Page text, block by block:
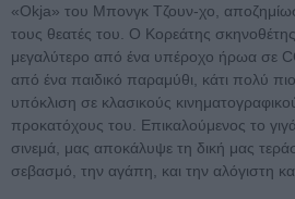
«Okja» του Μπονγκ Τζουν-χο,
τους θεατές του. Ο Κορεάτης
μεγαλύτερο από ένα υπέροχο ήρωα σε
από ένα παιδικό παραμύθι, κάτι πολύ
υπόκλιση σε κλασικούς
προκατόχους του. Επικαλούμενος το
σινεμά, μας αποκάλυψε τη δική μας
σεβασμό, την αγάπη, και την αλόγιστη